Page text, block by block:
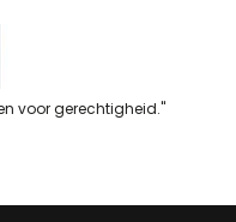
voor gerechtigheid."